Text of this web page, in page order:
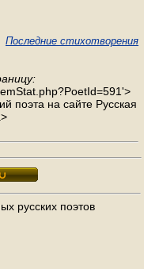
Последние стихотворения
поэта на сайте Русская
русских поэтов